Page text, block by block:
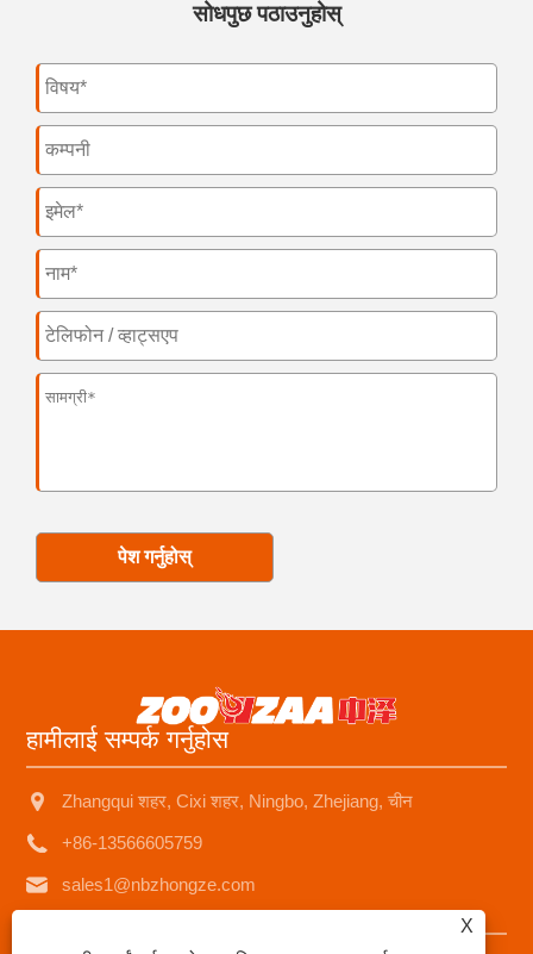
सोधपुछ पठाउनुहोस्
पेश गर्नुहोस्
हामीलाई सम्पर्क गर्नुहोस
Zhangqui शहर, Cixi शहर, Ningbo, Zhejiang, चीन
+86-13566605759
sales1@nbzhongze.com
X